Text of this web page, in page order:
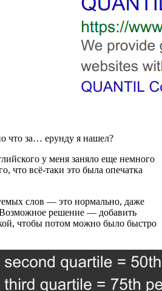
что за… ерунду я нашел?
у меня заняло еще немного
что всё-таки это была опечатка
слов — это нормально, даже
решение — добавить
чтобы потом можно было быстро